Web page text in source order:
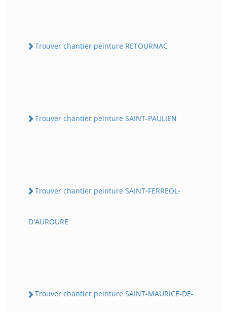
Trouver chantier peinture RETOURNAC
Trouver chantier peinture SAINT-PAULIEN
Trouver chantier peinture SAINT-FERREOL-
D'AUROURE
Trouver chantier peinture SAINT-MAURICE-DE-